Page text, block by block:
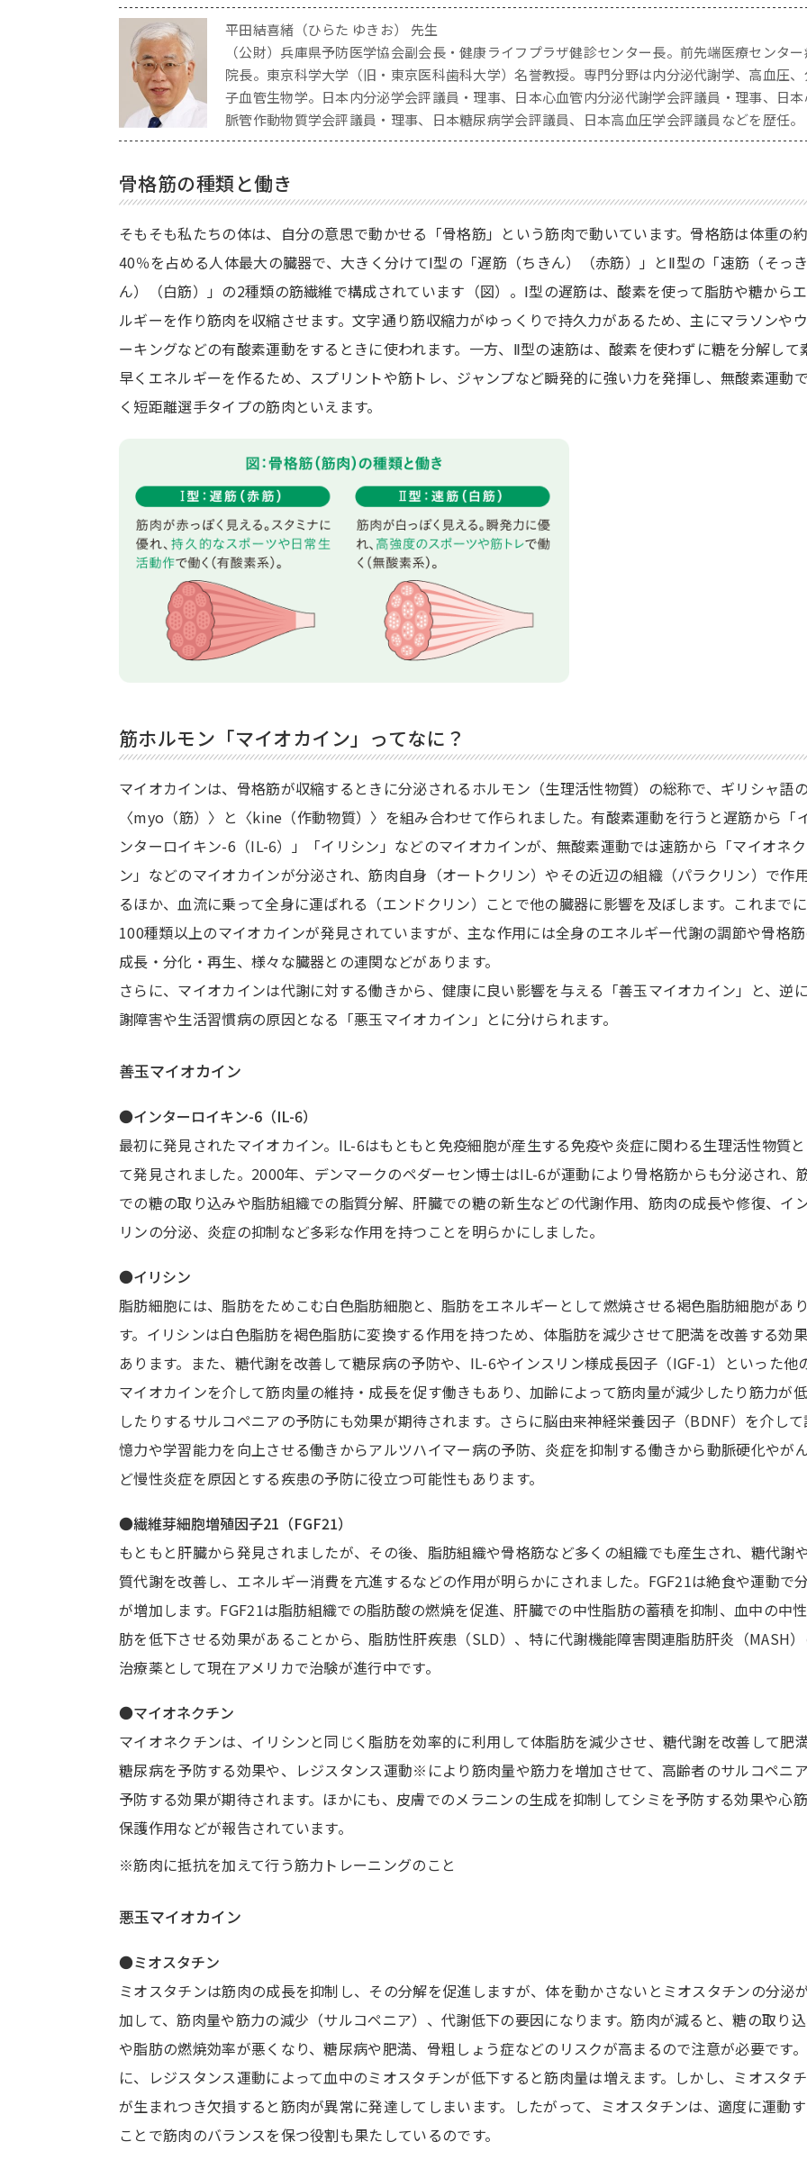
平田結喜緒（ひらた ゆきお） 先生
（公財）兵庫県予防医学協会副会長・健康ライフプラザ健診センター長。前先端医療センタ
院長。東京科学大学（旧・東京医科歯科大学）名誉教授。専門分野は内分泌代謝学、高血圧
子血管生物学。日本内分泌学会評議員・理事、日本心血管内分泌代謝学会評議員・理事、日
脈管作動物質学会評議員・理事、日本糖尿病学会評議員、日本高血圧学会評議員などを歴任。
骨格筋の種類と働き
そもそも私たちの体は、自分の意思で動かせる「骨格筋」という筋肉で動いています。骨格筋は体重の約
40％を占める人体最大の臓器で、大きく分けてⅠ型の「遅筋（ちきん）（赤筋）」とⅡ型の「速筋（そっき
ん）（白筋）」の2種類の筋繊維で構成されています（図）。Ⅰ型の遅筋は、酸素を使って脂肪や糖から
ルギーを作り筋肉を収縮させます。文字通り筋収縮力がゆっくりで持久力があるため、主にマラソンや
ーキングなどの有酸素運動をするときに使われます。一方、Ⅱ型の速筋は、酸素を使わずに糖を分解して
早くエネルギーを作るため、スプリントや筋トレ、ジャンプなど瞬発的に強い力を発揮し、無酸素運動
く短距離選手タイプの筋肉といえます。
筋ホルモン「マイオカイン」ってなに？
マイオカインは、骨格筋が収縮するときに分泌されるホルモン（生理活性物質）の総称で、ギリシャ語の
〈myo（筋）〉と〈kine（作動物質）〉を組み合わせて作られました。有酸素運動を行うと遅筋から「
ンターロイキン-6（IL-6）」「イリシン」などのマイオカインが、無酸素運動では速筋から「マイオネ
ン」などのマイオカインが分泌され、筋肉自身（オートクリン）やその近辺の組織（パラクリン）で作
るほか、血流に乗って全身に運ばれる（エンドクリン）ことで他の臓器に影響を及ぼします。これまでに
100種類以上のマイオカインが発見されていますが、主な作用には全身のエネルギー代謝の調節や骨格
成長・分化・再生、様々な臓器との連関などがあります。
さらに、マイオカインは代謝に対する働きから、健康に良い影響を与える「善玉マイオカイン」と、逆
謝障害や生活習慣病の原因となる「悪玉マイオカイン」とに分けられます。
善玉マイオカイン
●インターロイキン-6（IL-6）
最初に発見されたマイオカイン。IL-6はもともと免疫細胞が産生する免疫や炎症に関わる生理活性物質
て発見されました。2000年、デンマークのペダーセン博士はIL-6が運動により骨格筋からも分泌され、
での糖の取り込みや脂肪組織での脂質分解、肝臓での糖の新生などの代謝作用、筋肉の成長や修復、イ
リンの分泌、炎症の抑制など多彩な作用を持つことを明らかにしました。
●イリシン
脂肪細胞には、脂肪をためこむ白色脂肪細胞と、脂肪をエネルギーとして燃焼させる褐色脂肪細胞があ
す。イリシンは白色脂肪を褐色脂肪に変換する作用を持つため、体脂肪を減少させて肥満を改善する効
あります。また、糖代謝を改善して糖尿病の予防や、IL-6やインスリン様成長因子（IGF-1）といった他
マイオカインを介して筋肉量の維持・成長を促す働きもあり、加齢によって筋肉量が減少したり筋力が
したりするサルコペニアの予防にも効果が期待されます。さらに脳由来神経栄養因子（BDNF）を介し
憶力や学習能力を向上させる働きからアルツハイマー病の予防、炎症を抑制する働きから動脈硬化やが
ど慢性炎症を原因とする疾患の予防に役立つ可能性もあります。
●繊維芽細胞増殖因子21（FGF21）
もともと肝臓から発見されましたが、その後、脂肪組織や骨格筋など多くの組織でも産生され、糖代謝
質代謝を改善し、エネルギー消費を亢進するなどの作用が明らかにされました。FGF21は絶食や運動で
が増加します。FGF21は脂肪組織での脂肪酸の燃焼を促進、肝臓での中性脂肪の蓄積を抑制、血中の中
肪を低下させる効果があることから、脂肪性肝疾患（SLD）、特に代謝機能障害関連脂肪肝炎（MASH
治療薬として現在アメリカで治験が進行中です。
●マイオネクチン
マイオネクチンは、イリシンと同じく脂肪を効率的に利用して体脂肪を減少させ、糖代謝を改善して肥
糖尿病を予防する効果や、レジスタンス運動※により筋肉量や筋力を増加させて、高齢者のサルコペニ
予防する効果が期待されます。ほかにも、皮膚でのメラニンの生成を抑制してシミを予防する効果や心
保護作用などが報告されています。
※筋肉に抵抗を加えて行う筋力トレーニングのこと
悪玉マイオカイン
●ミオスタチン
ミオスタチンは筋肉の成長を抑制し、その分解を促進しますが、体を動かさないとミオスタチンの分泌
加して、筋肉量や筋力の減少（サルコペニア）、代謝低下の要因になります。筋肉が減ると、糖の取り
や脂肪の燃焼効率が悪くなり、糖尿病や肥満、骨粗しょう症などのリスクが高まるので注意が必要です
に、レジスタンス運動によって血中のミオスタチンが低下すると筋肉量は増えます。しかし、ミオスタ
が生まれつき欠損すると筋肉が異常に発達してしまいます。したがって、ミオスタチンは、適度に運動
ことで筋肉のバランスを保つ役割も果たしているのです。